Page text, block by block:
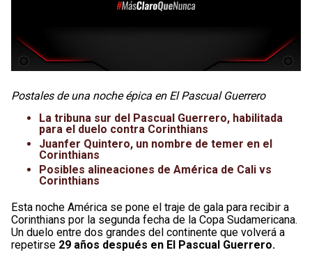
Postales de una noche épica en El Pascual Guerrero
La tribuna sur del Pascual Guerrero, habilitada
para el duelo contra Corinthians
Juanfer Quintero, un nombre de temer en el
Corinthians
Posibles alineaciones de América de Cali vs
Corinthians
Esta noche América se pone el traje de gala para recibir a
Corinthians por la segunda fecha de la Copa Sudamericana.
Un duelo entre dos grandes del continente que volverá a
repetirse 29 años después en El Pascual Guerrero.